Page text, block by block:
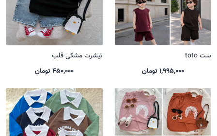
ست toto
1,995,000 تومان
تیشرت مشکی قلب
450,000 تومان